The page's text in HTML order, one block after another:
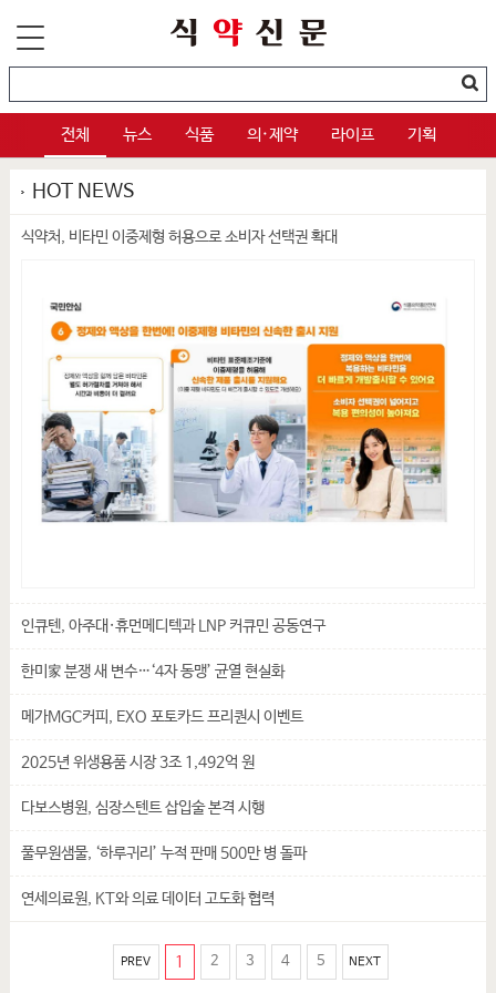
전체 뉴스 식품 의·제약 라이프 기획
HOT NEWS
식약처, 비타민 이중제형 허용으로 소비자 선택권 확대
인큐텐, 아주대·휴먼메디텍과 LNP 커큐민 공동연구
한미家 분쟁 새 변수…‘4자 동맹’ 균열 현실화
메가MGC커피, EXO 포토카드 프리퀀시 이벤트
2025년 위생용품 시장 3조 1,492억 원
다보스병원, 심장스텐트 삽입술 본격 시행
풀무원샘물, ‘하루귀리’ 누적 판매 500만 병 돌파
연세의료원, KT와 의료 데이터 고도화 협력
PREV 1 2 3 4 5 NEXT